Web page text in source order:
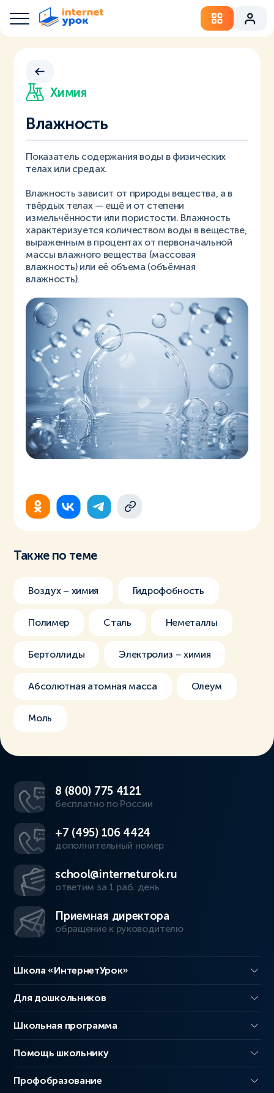
Химия
Влажность
Показатель содержания воды в физических
телах или средах.
Влажность зависит от природы вещества, а в
твёрдых телах — ещё и от степени
измельчённости или пористости. Влажность
характеризуется количеством воды в веществе,
выраженным в процентах от первоначальной
массы влажного вещества (массовая
влажность) или её объема (объёмная
влажность).
Также по теме
Воздух – химия Гидрофобность
Полимер Сталь Неметаллы
Бертоллиды Электролиз – химия
Абсолютная атомная масса Олеум
Моль
8 (800) 775 4121
бесплатно по России
+7 (495) 106 4424
дополнительный номер
school@interneturok.ru
ответим за 1 раб. день
Приемная директора
обращение к руководителю
Школа «ИнтернетУрок»
Для дошкольников
Школьная программа
Помощь школьнику
Профобразование